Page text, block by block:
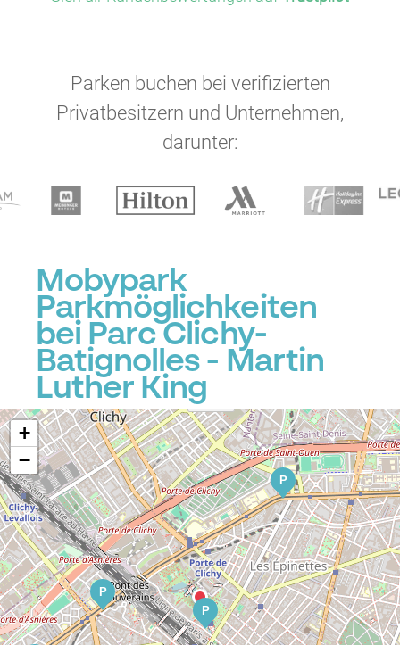
Parken buchen bei verifizierten
Privatbesitzern und Unternehmen,
darunter:
Mobypark
Parkmöglichkeiten
bei Parc Clichy-
Batignolles - Martin
Luther King
P
P
P
+
−